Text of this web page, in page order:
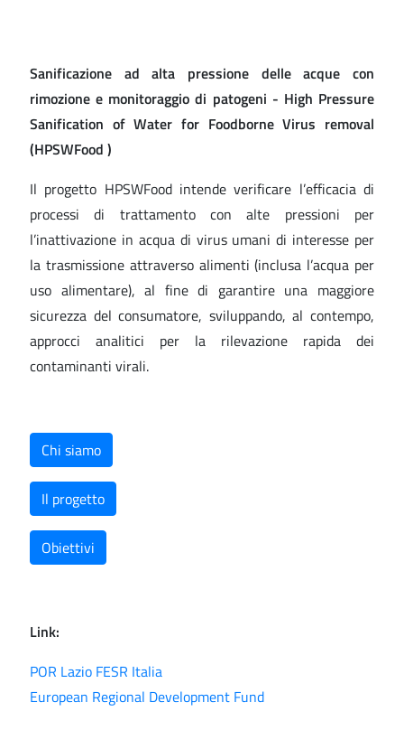
Sanificazione ad alta pressione delle acque con
rimozione e monitoraggio di patogeni - High Pressure
Sanification of Water for Foodborne Virus removal
(HPSWFood )
Il progetto HPSWFood intende verificare l’efficacia di
processi di trattamento con alte pressioni per
l’inattivazione in acqua di virus umani di interesse per
la trasmissione attraverso alimenti (inclusa l’acqua per
uso alimentare), al fine di garantire una maggiore
sicurezza del consumatore, sviluppando, al contempo,
approcci analitici per la rilevazione rapida dei
contaminanti virali.
Chi siamo
Il progetto
Obiettivi
Link:
POR Lazio FESR Italia
European Regional Development Fund